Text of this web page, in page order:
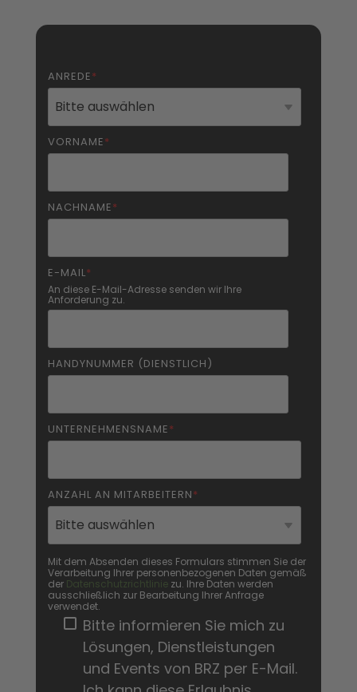
ANREDE*
VORNAME*
NACHNAME*
E-MAIL*
An diese E-Mail-Adresse senden wir Ihre
Anforderung zu.
HANDYNUMMER (DIENSTLICH)
UNTERNEHMENSNAME*
ANZAHL AN MITARBEITERN*
Mit dem Absenden dieses Formulars stimmen Sie der
Verarbeitung Ihrer personenbezogenen Daten gemäß
der Datenschutzrichtlinie zu. Ihre Daten werden
ausschließlich zur Bearbeitung Ihrer Anfrage
verwendet.
Bitte informieren Sie mich zu
Lösungen, Dienstleistungen
und Events von BRZ per E-Mail.